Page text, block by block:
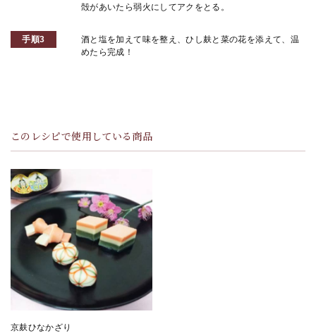
殻があいたら弱火にしてアクをとる。
手順3
酒と塩を加えて味を整え、ひし麸と菜の花を添えて、温
めたら完成！
このレシピで使用している商品
京麸ひなかざり